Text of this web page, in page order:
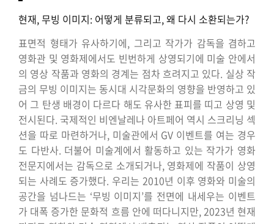
현재, 무빙 이미지: 어떻게 분류되고, 왜 다시 소환되는가?
표면적 형태가 유사하기에, 그리고 작가가 감독을 겸하고
영화관 및 영화제에서도 빈번하게 상영되기에 미술 안에서
의 영상 작품과 영화의 경계는 점차 흐려지고 있다. 실상 작
금의 무빙 이미지는 동시대 시각문화의 영향을 반영하고 있
어 그 탄생 배경이 다르다 해도 유사한 표피를 띠고 상영 및
전시된다. 국제적인 비엔날레나 아트페어 역시 스크리닝 섹
션을 따로 마련하거나, 미술관에서 GV 이벤트를 여는 경우
도 다반사. 더불어 미술계에서 활동하고 있는 작가가 영화
전문지에서는 감독으로 소개되거나, 영화제에 작품이 상영
되는 사례도 증가했다. 우리는 2010년 이후 영화와 미술의
공간을 넘나드는 ‘무빙 이미지’를 전면에 내세우는 이벤트
가 대폭 증가한 문화적 흐름 안에 떠다니지만, 2023년 현재